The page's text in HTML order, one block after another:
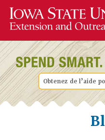
Obtenez de l’aide